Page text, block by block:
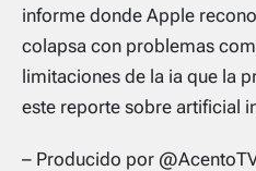
informe donde Apple
colapsa con problemas
limitaciones de la ia que la
este reporte sobre artificial
– Producido por